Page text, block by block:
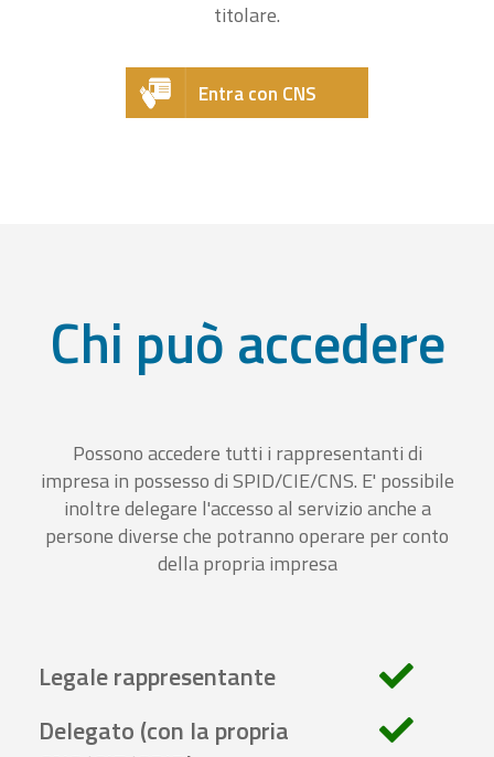
titolare.
Entra con CNS
Chi può accedere
Possono accedere tutti i rappresentanti di
impresa in possesso di SPID/CIE/CNS. E' possibile
inoltre delegare l'accesso al servizio anche a
persone diverse che potranno operare per conto
della propria impresa
Legale rappresentante
Delegato (con la propria